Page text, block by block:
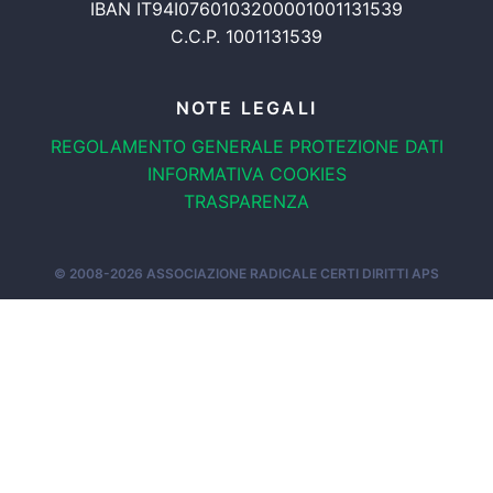
IBAN IT94I0760103200001001131539
C.C.P. 1001131539
NOTE LEGALI
REGOLAMENTO GENERALE PROTEZIONE DATI
INFORMATIVA COOKIES
TRASPARENZA
© 2008-2026 ASSOCIAZIONE RADICALE CERTI DIRITTI APS